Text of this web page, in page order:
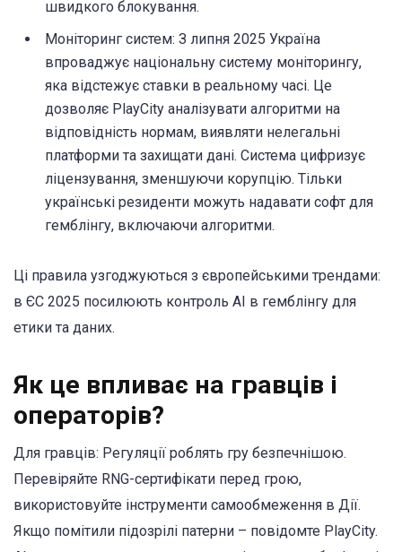
швидкого блокування.
Моніторинг систем: З липня 2025 Україна
впроваджує національну систему моніторингу,
яка відстежує ставки в реальному часі. Це
дозволяє PlayCity аналізувати алгоритми на
відповідність нормам, виявляти нелегальні
платформи та захищати дані. Система цифризує
ліцензування, зменшуючи корупцію. Тільки
українські резиденти можуть надавати софт для
гемблінгу, включаючи алгоритми.
Ці правила узгоджуються з європейськими трендами:
в ЄС 2025 посилюють контроль AI в гемблінгу для
етики та даних.
Як це впливає на гравців і
операторів?
Для гравців: Регуляції роблять гру безпечнішою.
Перевіряйте RNG-сертифікати перед грою,
використовуйте інструменти самообмеження в Дії.
Якщо помітили підозрілі патерни – повідомте PlayCity.